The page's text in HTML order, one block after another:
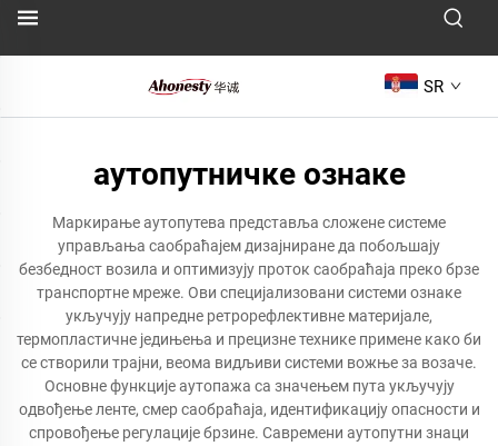
SR
аутопутничке ознаке
Маркирање аутопутева представља сложене системе
управљања саобраћајем дизајниране да побољшају
безбедност возила и оптимизују проток саобраћаја преко брзе
транспортне мреже. Ови специјализовани системи ознаке
укључују напредне ретрорефлективне материјале,
термопластичне једињења и прецизне технике примене како би
се створили трајни, веома видљиви системи вожње за возаче.
Основне функције аутопажа са значењем пута укључују
одвођење ленте, смер саобраћаја, идентификацију опасности и
спровођење регулације брзине. Савремени аутопутни знаци